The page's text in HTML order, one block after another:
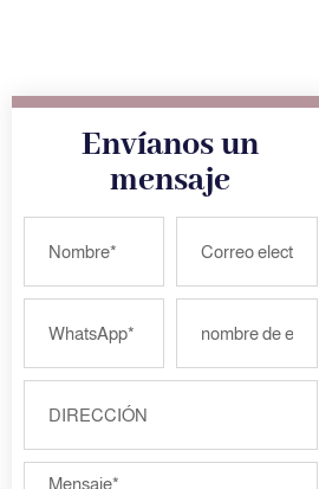
Envíanos un
mensaje